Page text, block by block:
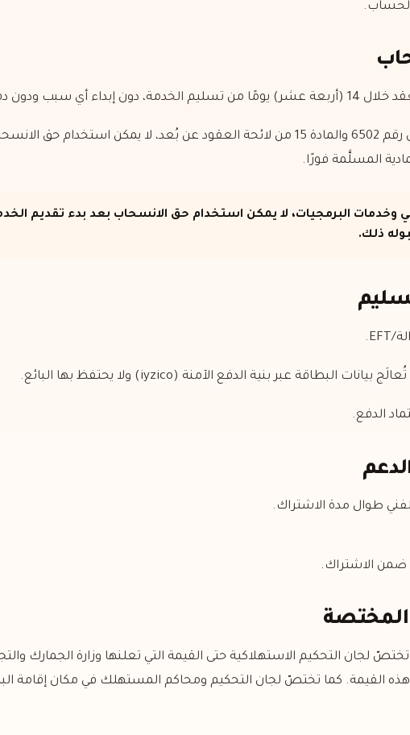
7.2 إلا أنه، وفقًا للمادة 15 من القانون رقم 6502 والمادة 15 من لائحة العقود عن بُعد، لا يمكن
المسلَّمة فورًا.
وخدمات البرمجيات، لا يمكن استخدام حق الانسحاب بعد بدء تقديم
ذلك.
طوال مدة الاشتراك.
ضمن الاشتراك.
لجان التحكيم الاستهلاكية حتى القيمة التي تعلنها وزارة الجمارك
هذه القيمة. كما تختصّ لجان التحكيم ومحاكم المستهلك في مكان إقامة